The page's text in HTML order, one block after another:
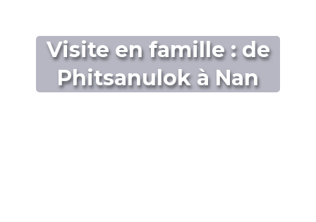
Visite en famille : de
Phitsanulok à Nan